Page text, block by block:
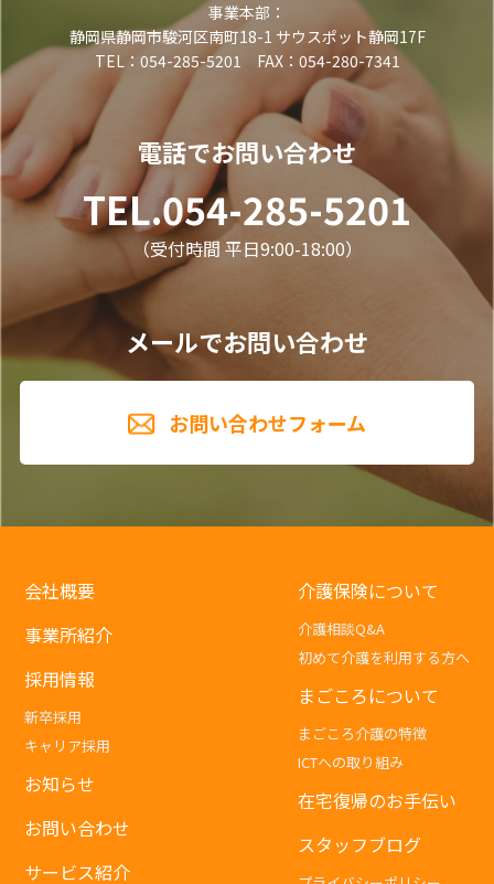
事業本部：
静岡県静岡市駿河区南町18-1 サウスポット静岡17F
TEL：054-285-5201 FAX：054-280-7341
電話でお問い合わせ
TEL.054-285-5201
（受付時間 平日9:00-18:00）
メールでお問い合わせ
お問い合わせフォーム
会社概要
事業所紹介
採用情報
新卒採用
キャリア採用
お知らせ
お問い合わせ
サービス紹介
介護保険について
介護相談Q&A
初めて介護を利用する方へ
まごころについて
まごころ介護の特徴
ICTへの取り組み
在宅復帰のお手伝い
スタッフブログ